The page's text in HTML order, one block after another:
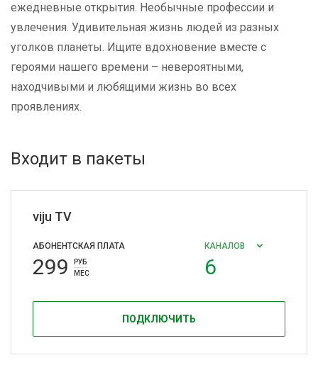
ежедневные открытия. Необычные профессии и
увлечения. Удивительная жизнь людей из разных
уголков планеты. Ищите вдохновение вместе с
героями нашего времени – невероятными,
находчивыми и любящими жизнь во всех
проявлениях.
Входит в пакеты
viju TV
АБОНЕНТСКАЯ ПЛАТА
299
РУБ
МЕС
КАНАЛОВ
6
ПОДКЛЮЧИТЬ